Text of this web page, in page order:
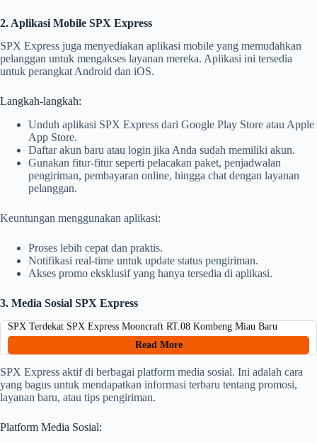
2. Aplikasi Mobile SPX Express
SPX Express juga menyediakan aplikasi mobile yang memudahkan
pelanggan untuk mengakses layanan mereka. Aplikasi ini tersedia
untuk perangkat Android dan iOS.
Langkah-langkah:
Unduh aplikasi SPX Express dari Google Play Store atau Apple
App Store.
Daftar akun baru atau login jika Anda sudah memiliki akun.
Gunakan fitur-fitur seperti pelacakan paket, penjadwalan
pengiriman, pembayaran online, hingga chat dengan layanan
pelanggan.
Keuntungan menggunakan aplikasi:
Proses lebih cepat dan praktis.
Notifikasi real-time untuk update status pengiriman.
Akses promo eksklusif yang hanya tersedia di aplikasi.
3. Media Sosial SPX Express
SPX Terdekat SPX Express Mooncraft RT.08 Kombeng Miau Baru
Read More
SPX Express aktif di berbagai platform media sosial. Ini adalah cara
yang bagus untuk mendapatkan informasi terbaru tentang promosi,
layanan baru, atau tips pengiriman.
Platform Media Sosial: